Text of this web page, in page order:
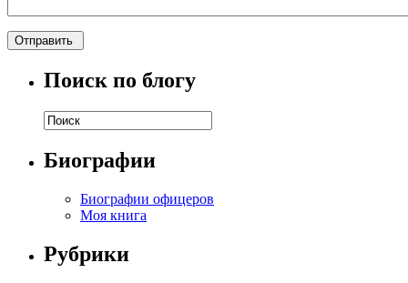
Поиск по блогу
Биографии
Биографии офицеров
Моя книга
Рубрики